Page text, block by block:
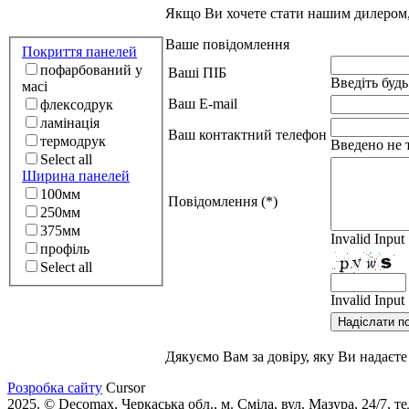
Покриття панелей
пофарбований у
масі
флексодрук
ламінація
термодрук
Select all
Ширина панелей
100мм
250мм
375мм
профіль
Select all
Якщо Ви хочете стати нашим
Ваше повідомлення
Ваші ПІБ
Введіть
Ваш E-mail
Ваш контактний телефон
Введено не
Повідомлення (*)
Invalid Input
Invalid Input
Дякуємо Вам за довіру, яку Ви
Розробка сайту Cursor
2025. © Decomax, Черкаська обл., м. Сміла, вул. Мазура, 24/7,